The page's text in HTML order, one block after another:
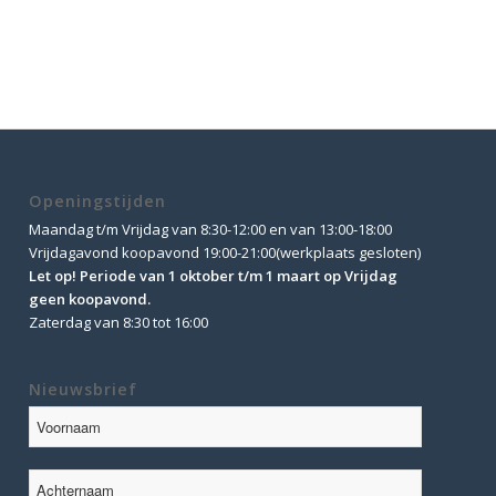
Openingstijden
Maandag t/m Vrijdag van 8:30-12:00 en van 13:00-18:00
Vrijdagavond koopavond 19:00-21:00(werkplaats gesloten)
Let op! Periode van 1 oktober t/m 1 maart op Vrijdag
geen koopavond.
Zaterdag van 8:30 tot 16:00
Nieuwsbrief